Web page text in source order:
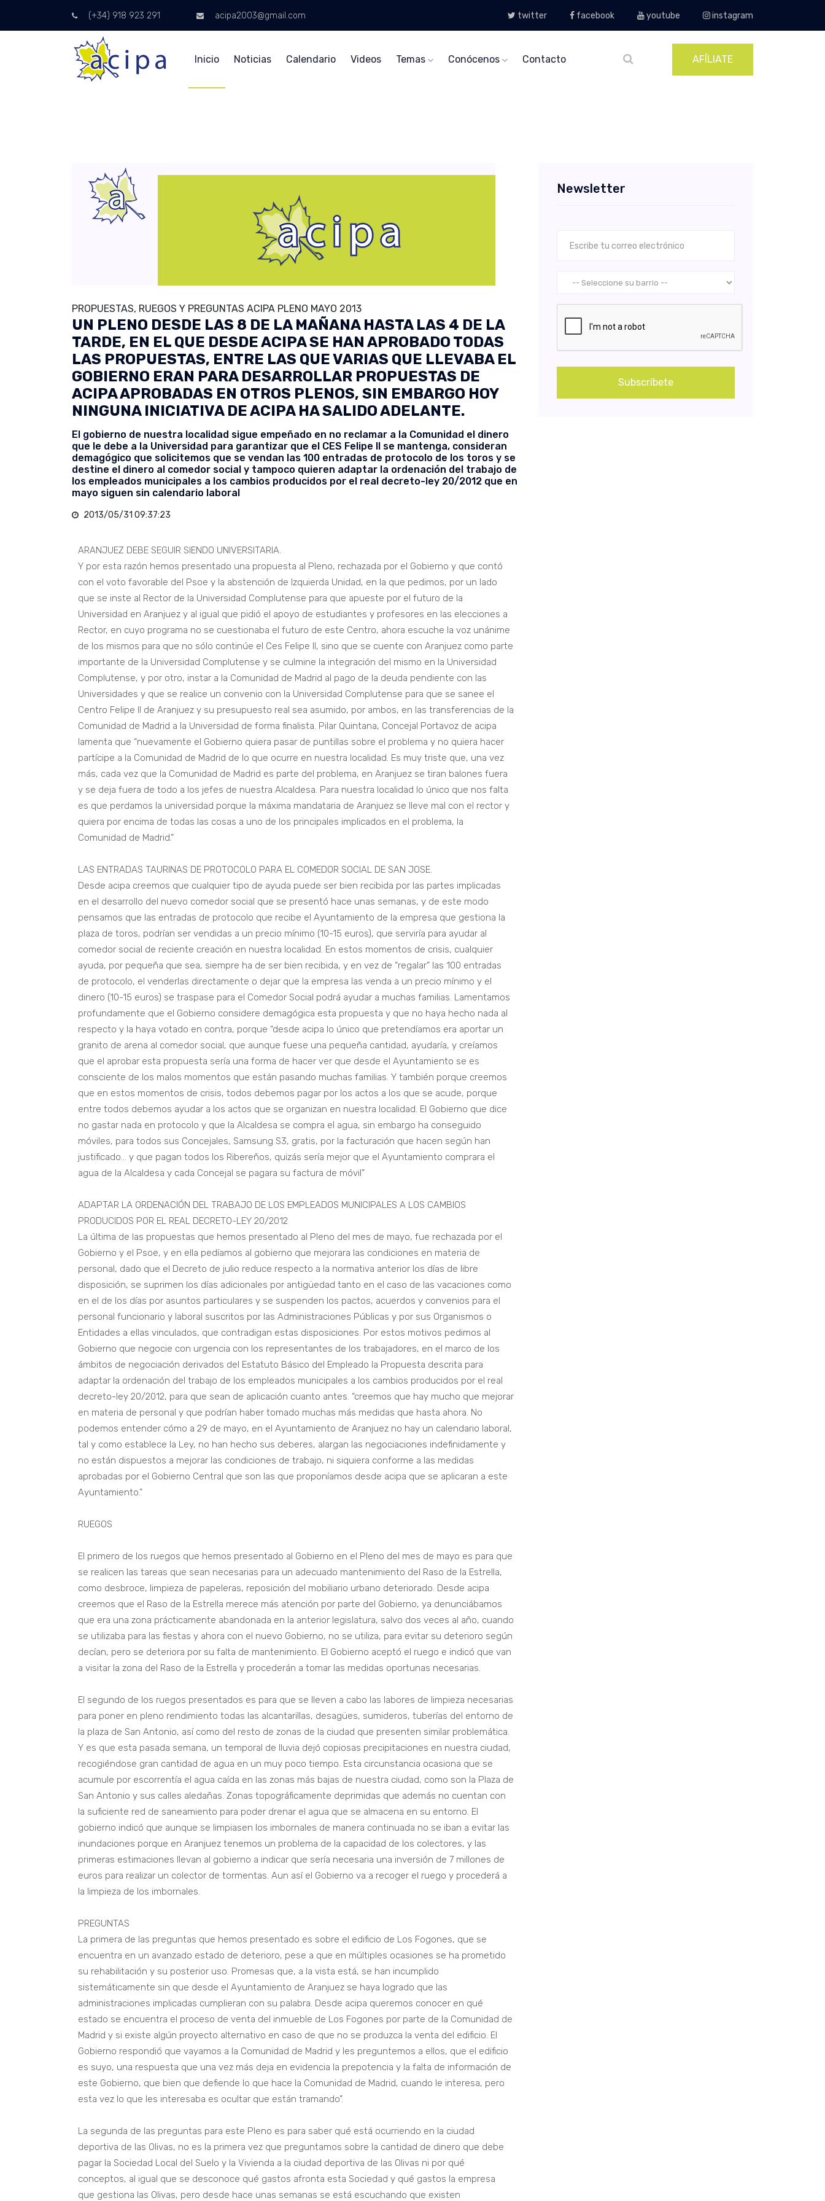
(+34) 918 923 291 acipa2003@gmail.com twitter facebook youtube instagram
Inicio Noticias Calendario Videos Temas Conócenos Contacto AFÍLIATE
PROPUESTAS, RUEGOS Y PREGUNTAS ACIPA PLENO MAYO 2013
UN PLENO DESDE LAS 8 DE LA MAÑANA HASTA LAS 4 DE LA
TARDE, EN EL QUE DESDE ACIPA SE HAN APROBADO TODAS
LAS PROPUESTAS, ENTRE LAS QUE VARIAS QUE LLEVABA EL
GOBIERNO ERAN PARA DESARROLLAR PROPUESTAS DE
ACIPA APROBADAS EN OTROS PLENOS, SIN EMBARGO HOY
NINGUNA INICIATIVA DE ACIPA HA SALIDO ADELANTE.
El gobierno de nuestra localidad sigue empeñado en no reclamar a la Comunidad el dinero
que le debe a la Universidad para garantizar que el CES Felipe II se mantenga, consideran
demagógico que solicitemos que se vendan las 100 entradas de protocolo de los toros y se
destine el dinero al comedor social y tampoco quieren adaptar la ordenación del trabajo de
los empleados municipales a los cambios producidos por el real decreto-ley 20/2012 que en
mayo siguen sin calendario laboral
2013/05/31 09:37:23
ARANJUEZ DEBE SEGUIR SIENDO UNIVERSITARIA.
Y por esta razón hemos presentado una propuesta al Pleno, rechazada por el Gobierno y que contó
con el voto favorable del Psoe y la abstención de Izquierda Unidad, en la que pedimos, por un lado
que se inste al Rector de la Universidad Complutense para que apueste por el futuro de la
Universidad en Aranjuez y al igual que pidió el apoyo de estudiantes y profesores en las elecciones a
Rector, en cuyo programa no se cuestionaba el futuro de este Centro, ahora escuche la voz unánime
de los mismos para que no sólo continúe el Ces Felipe II, sino que se cuente con Aranjuez como parte
importante de la Universidad Complutense y se culmine la integración del mismo en la Universidad
Complutense, y por otro, instar a la Comunidad de Madrid al pago de la deuda pendiente con las
Universidades y que se realice un convenio con la Universidad Complutense para que se sanee el
Centro Felipe II de Aranjuez y su presupuesto real sea asumido, por ambos, en las transferencias de la
Comunidad de Madrid a la Universidad de forma finalista. Pilar Quintana, Concejal Portavoz de acipa
lamenta que “nuevamente el Gobierno quiera pasar de puntillas sobre el problema y no quiera hacer
partícipe a la Comunidad de Madrid de lo que ocurre en nuestra localidad. Es muy triste que, una vez
más, cada vez que la Comunidad de Madrid es parte del problema, en Aranjuez se tiran balones fuera
y se deja fuera de todo a los jefes de nuestra Alcaldesa. Para nuestra localidad lo único que nos falta
es que perdamos la universidad porque la máxima mandataria de Aranjuez se lleve mal con el rector y
quiera por encima de todas las cosas a uno de los principales implicados en el problema, la
Comunidad de Madrid.”
LAS ENTRADAS TAURINAS DE PROTOCOLO PARA EL COMEDOR SOCIAL DE SAN JOSE.
Desde acipa creemos que cualquier tipo de ayuda puede ser bien recibida por las partes implicadas
en el desarrollo del nuevo comedor social que se presentó hace unas semanas, y de este modo
pensamos que las entradas de protocolo que recibe el Ayuntamiento de la empresa que gestiona la
plaza de toros, podrían ser vendidas a un precio mínimo (10-15 euros), que serviría para ayudar al
comedor social de reciente creación en nuestra localidad. En estos momentos de crisis, cualquier
ayuda, por pequeña que sea, siempre ha de ser bien recibida, y en vez de “regalar” las 100 entradas
de protocolo, el venderlas directamente o dejar que la empresa las venda a un precio mínimo y el
dinero (10-15 euros) se traspase para el Comedor Social podrá ayudar a muchas familias. Lamentamos
profundamente que el Gobierno considere demagógica esta propuesta y que no haya hecho nada al
respecto y la haya votado en contra, porque “desde acipa lo único que pretendíamos era aportar un
granito de arena al comedor social, que aunque fuese una pequeña cantidad, ayudaría, y creíamos
que el aprobar esta propuesta sería una forma de hacer ver que desde el Ayuntamiento se es
consciente de los malos momentos que están pasando muchas familias. Y también porque creemos
que en estos momentos de crisis, todos debemos pagar por los actos a los que se acude, porque
entre todos debemos ayudar a los actos que se organizan en nuestra localidad. El Gobierno que dice
no gastar nada en protocolo y que la Alcaldesa se compra el agua, sin embargo ha conseguido
móviles, para todos sus Concejales, Samsung S3, gratis, por la facturación que hacen según han
justificado… y que pagan todos los Ribereños, quizás sería mejor que el Ayuntamiento comprara el
agua de la Alcaldesa y cada Concejal se pagara su factura de móvil”
ADAPTAR LA ORDENACIÓN DEL TRABAJO DE LOS EMPLEADOS MUNICIPALES A LOS CAMBIOS
PRODUCIDOS POR EL REAL DECRETO-LEY 20/2012
La última de las propuestas que hemos presentado al Pleno del mes de mayo, fue rechazada por el
Gobierno y el Psoe, y en ella pedíamos al gobierno que mejorara las condiciones en materia de
personal, dado que el Decreto de julio reduce respecto a la normativa anterior los días de libre
disposición, se suprimen los días adicionales por antigüedad tanto en el caso de las vacaciones como
en el de los días por asuntos particulares y se suspenden los pactos, acuerdos y convenios para el
personal funcionario y laboral suscritos por las Administraciones Públicas y por sus Organismos o
Entidades a ellas vinculados, que contradigan estas disposiciones. Por estos motivos pedimos al
Gobierno que negocie con urgencia con los representantes de los trabajadores, en el marco de los
ámbitos de negociación derivados del Estatuto Básico del Empleado la Propuesta descrita para
adaptar la ordenación del trabajo de los empleados municipales a los cambios producidos por el real
decreto-ley 20/2012, para que sean de aplicación cuanto antes. “creemos que hay mucho que mejorar
en materia de personal y que podrían haber tomado muchas más medidas que hasta ahora. No
podemos entender cómo a 29 de mayo, en el Ayuntamiento de Aranjuez no hay un calendario laboral,
tal y como establece la Ley, no han hecho sus deberes, alargan las negociaciones indefinidamente y
no están dispuestos a mejorar las condiciones de trabajo, ni siquiera conforme a las medidas
aprobadas por el Gobierno Central que son las que proponíamos desde acipa que se aplicaran a este
Ayuntamiento.”
RUEGOS
El primero de los ruegos que hemos presentado al Gobierno en el Pleno del mes de mayo es para que
se realicen las tareas que sean necesarias para un adecuado mantenimiento del Raso de la Estrella,
como desbroce, limpieza de papeleras, reposición del mobiliario urbano deteriorado. Desde acipa
creemos que el Raso de la Estrella merece más atención por parte del Gobierno, ya denunciábamos
que era una zona prácticamente abandonada en la anterior legislatura, salvo dos veces al año, cuando
se utilizaba para las fiestas y ahora con el nuevo Gobierno, no se utiliza, para evitar su deterioro según
decían, pero se deteriora por su falta de mantenimiento. El Gobierno aceptó el ruego e indicó que van
a visitar la zona del Raso de la Estrella y procederán a tomar las medidas oportunas necesarias.
El segundo de los ruegos presentados es para que se lleven a cabo las labores de limpieza necesarias
para poner en pleno rendimiento todas las alcantarillas, desagües, sumideros, tuberías del entorno de
la plaza de San Antonio, así como del resto de zonas de la ciudad que presenten similar problemática.
Y es que esta pasada semana, un temporal de lluvia dejó copiosas precipitaciones en nuestra ciudad,
recogiéndose gran cantidad de agua en un muy poco tiempo. Esta circunstancia ocasiona que se
acumule por escorrentía el agua caída en las zonas más bajas de nuestra ciudad, como son la Plaza de
San Antonio y sus calles aledañas. Zonas topográficamente deprimidas que además no cuentan con
la suficiente red de saneamiento para poder drenar el agua que se almacena en su entorno. El
gobierno indicó que aunque se limpiasen los imbornales de manera continuada no se iban a evitar las
inundaciones porque en Aranjuez tenemos un problema de la capacidad de los colectores, y las
primeras estimaciones llevan al gobierno a indicar que sería necesaria una inversión de 7 millones de
euros para realizar un colector de tormentas. Aun así el Gobierno va a recoger el ruego y procederá a
la limpieza de los imbornales.
PREGUNTAS
La primera de las preguntas que hemos presentado es sobre el edificio de Los Fogones, que se
encuentra en un avanzado estado de deterioro, pese a que en múltiples ocasiones se ha prometido
su rehabilitación y su posterior uso. Promesas que, a la vista está, se han incumplido
sistemáticamente sin que desde el Ayuntamiento de Aranjuez se haya logrado que las
administraciones implicadas cumplieran con su palabra. Desde acipa queremos conocer en qué
estado se encuentra el proceso de venta del inmueble de Los Fogones por parte de la Comunidad de
Madrid y si existe algún proyecto alternativo en caso de que no se produzca la venta del edificio. El
Gobierno respondió que vayamos a la Comunidad de Madrid y les preguntemos a ellos, que el edificio
es suyo, una respuesta que una vez más deja en evidencia la prepotencia y la falta de información de
este Gobierno, que bien que defiende lo que hace la Comunidad de Madrid, cuando le interesa, pero
esta vez lo que les interesaba es ocultar que están tramando”.
La segunda de las preguntas para este Pleno es para saber qué está ocurriendo en la ciudad
deportiva de las Olivas, no es la primera vez que preguntamos sobre la cantidad de dinero que debe
pagar la Sociedad Local del Suelo y la Vivienda a la ciudad deportiva de las Olivas ni por qué
conceptos, al igual que se desconoce qué gastos afronta esta Sociedad y qué gastos la empresa
que gestiona las Olivas, pero desde hace unas semanas se está escuchando que existen
Newsletter
Subscríbete